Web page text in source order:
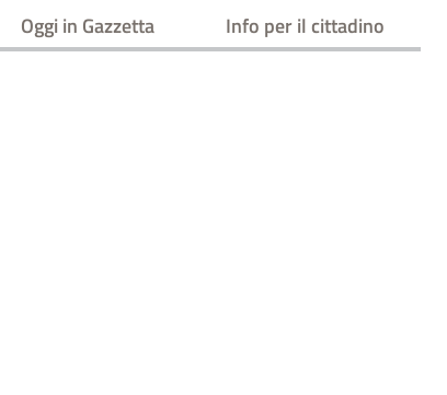
Oggi in Gazzetta Info per il cittadino